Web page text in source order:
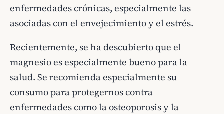
enfermedades crónicas, especialmente las
asociadas con el envejecimiento y el estrés.
Recientemente, se ha descubierto que el
magnesio es especialmente bueno para la
salud. Se recomienda especialmente su
consumo para protegernos contra
enfermedades como la osteoporosis y la